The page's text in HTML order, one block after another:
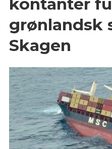
grønlandsk
Skagen